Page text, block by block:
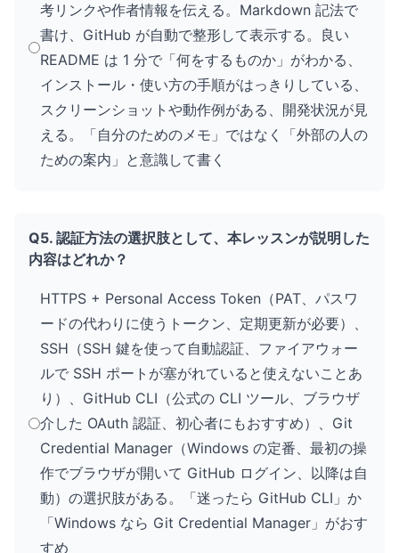
考リンクや作者情報を伝える。Markdown 記法で
書け、GitHub が自動で整形して表示する。良い
README は 1 分で「何をするものか」がわかる、
インストール・使い方の手順がはっきりしている、
スクリーンショットや動作例がある、開発状況が見
える。「自分のためのメモ」ではなく「外部の人の
ための案内」と意識して書く
Q5. 認証方法の選択肢として、本レッスンが説明した
内容はどれか？
HTTPS + Personal Access Token（PAT、パスワ
ードの代わりに使うトークン、定期更新が必要）、
SSH（SSH 鍵を使って自動認証、ファイアウォー
ルで SSH ポートが塞がれていると使えないことあ
り）、GitHub CLI（公式の CLI ツール、ブラウザ
介した OAuth 認証、初心者にもおすすめ）、Git
Credential Manager（Windows の定番、最初の操
作でブラウザが開いて GitHub ログイン、以降は自
動）の選択肢がある。「迷ったら GitHub CLI」か
「Windows なら Git Credential Manager」がおす
すめ